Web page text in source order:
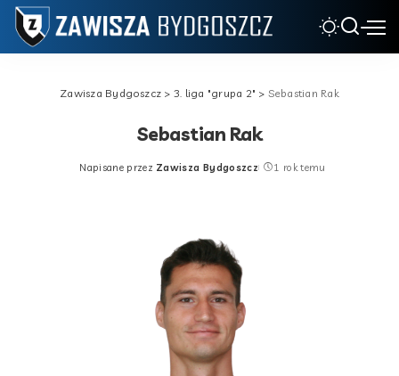
Zawisza Bydgoszcz > 3. liga "grupa 2" > Sebastian Rak
Sebastian Rak
Posted
Napisane przez Zawisza Bydgoszcz 1 rok temu